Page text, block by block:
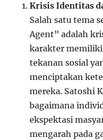
Krisis Identitas
Salah satu tema
Agent” adalah
karakter memiliki
tekanan sosial
menciptakan
mereka. Satoshi
bagaimana
ekspektasi
mengarah pada